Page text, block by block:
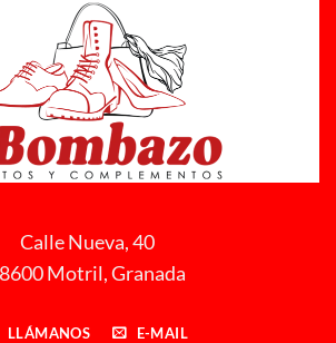
Calle Nueva, 40
Motril, Granada
LLÁMANOS E-MAIL